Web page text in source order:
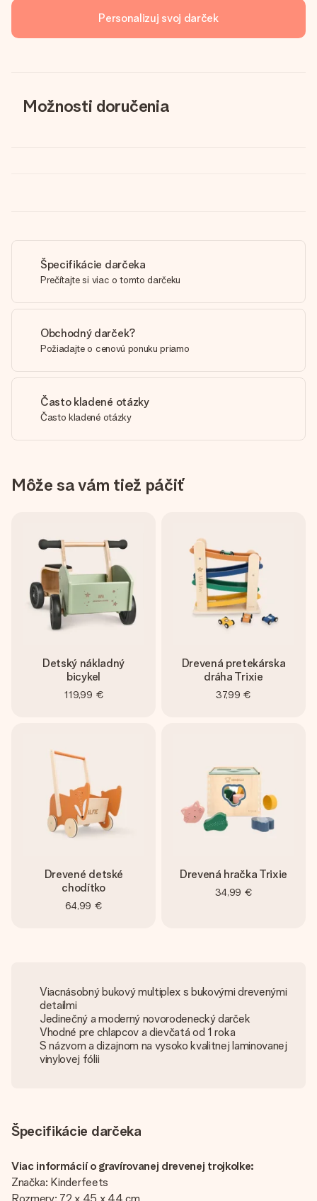
Personalizuj svoj darček
Možnosti doručenia
Špecifikácie darčeka
Prečítajte si viac o tomto darčeku
Obchodný darček?
Požiadajte o cenovú ponuku priamo
Často kladené otázky
Často kladené otázky
Môže sa vám tiež páčiť
Detský nákladný
bicykel
119,99 €
Drevená pretekárska
dráha Trixie
37,99 €
Drevené detské
chodítko
64,99 €
Drevená hračka Trixie
34,99 €
Viacnásobný bukový multiplex s bukovými drevenými
detailmi
Jedinečný a moderný novorodenecký darček
Vhodné pre chlapcov a dievčatá od 1 roka
S názvom a dizajnom na vysoko kvalitnej laminovanej
vinylovej fólii
Špecifikácie darčeka
Viac informácií o gravírovanej drevenej trojkolke:
Značka: Kinderfeets